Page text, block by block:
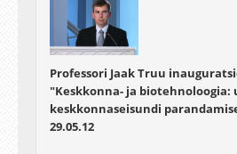
Professori Jaak Truu
"Keskkonna- ja biotehnoloogia:
keskkonnaseisundi
29.05.12